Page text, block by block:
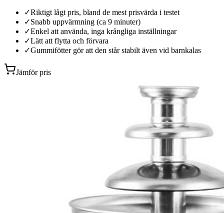
✓Riktigt lågt pris, bland de mest prisvärda i testet
✓Snabb uppvärmning (ca 9 minuter)
✓Enkel att använda, inga krångliga inställningar
✓Lätt att flytta och förvara
✓Gummifötter gör att den står stabilt även vid barnkalas
Jämför pris